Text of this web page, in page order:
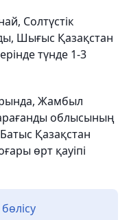
Солтүстік
Шығыс Қазақстан
түнде 1-3
Жамбыл
облысының
Қазақстан
өрт қауіпі